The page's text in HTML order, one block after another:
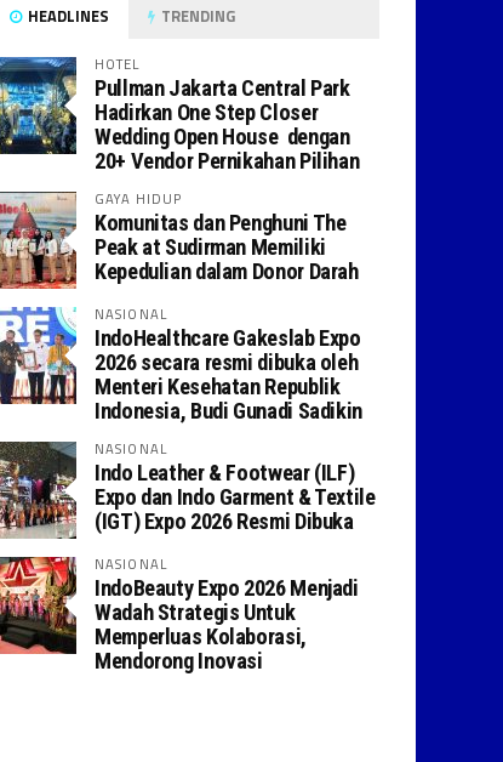
HEADLINES TRENDING
HOTEL
Pullman Jakarta Central Park
Hadirkan One Step Closer
Wedding Open House dengan
20+ Vendor Pernikahan Pilihan
GAYA HIDUP
Komunitas dan Penghuni The
Peak at Sudirman Memiliki
Kepedulian dalam Donor Darah
NASIONAL
IndoHealthcare Gakeslab Expo
2026 secara resmi dibuka oleh
Menteri Kesehatan Republik
Indonesia, Budi Gunadi Sadikin
NASIONAL
Indo Leather & Footwear (ILF)
Expo dan Indo Garment & Textile
(IGT) Expo 2026 Resmi Dibuka
NASIONAL
IndoBeauty Expo 2026 Menjadi
Wadah Strategis Untuk
Memperluas Kolaborasi,
Mendorong Inovasi